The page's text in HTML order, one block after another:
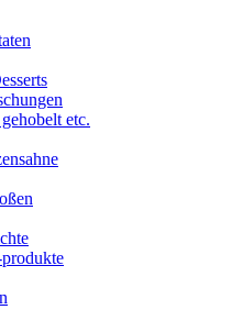
etc.